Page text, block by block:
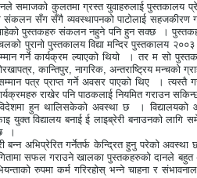
समाजको कुलतमा ग्रस्त युवाहरुलाई पुस्तकालय
सँग सँगै व्यवस्थापनको पाटोलाई सहजकीरण
पुस्तकहरु संकलन नहुने पनि हुन सक्छ
।
पुरानो पुस्तकालय विद्या मन्दिर पुस्तकालय
गर्ने कार्यक्रम ल्याएको थियो
। तर म सो
, कान्तिपुर, नागरिक, अन्तराष्ट्रिय मन्चको
पत्र प्राप्त गर्ने अवसर पाएको थिए
। त्यस्तै
राखेर पनि पाठकलाई नियमित गराउन
हुन थालिसकेको अवस्था छ
।
युक्त विद्यालय बनाई ई लाइब्रेरी बनाउनको
।
बन्न अभिप्रेरित गर्नेतर्फ केन्द्रित हुनु परेको अवस्था
सफल गराउने खालका पुस्तकहरुको दानले बहुत
रुपमा कर्म गरिरहोस् भन्ने चाहना र